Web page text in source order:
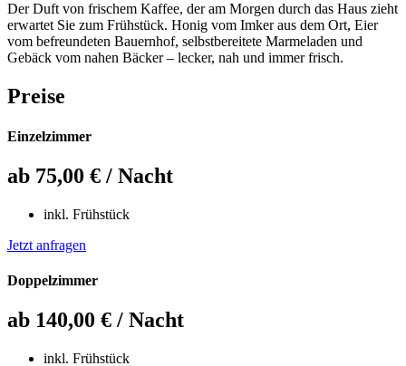
Der Duft von frischem Kaffee, der am Morgen durch das Haus zieht
erwartet Sie zum Frühstück. Honig vom Imker aus dem Ort, Eier
vom befreundeten Bauernhof, selbstbereitete Marmeladen und
Gebäck vom nahen Bäcker – lecker, nah und immer frisch.
Preise
Einzelzimmer
ab 75,00 € / Nacht
inkl. Frühstück
Jetzt anfragen
Doppelzimmer
ab 140,00 € / Nacht
inkl. Frühstück